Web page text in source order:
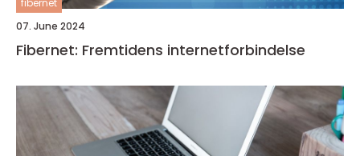
fibernet
07. June 2024
Fibernet: Fremtidens internetforbindelse